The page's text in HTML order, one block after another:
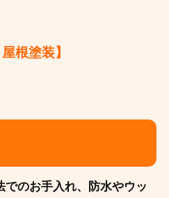
根塗装】
のお手入れ、
防水やウッ